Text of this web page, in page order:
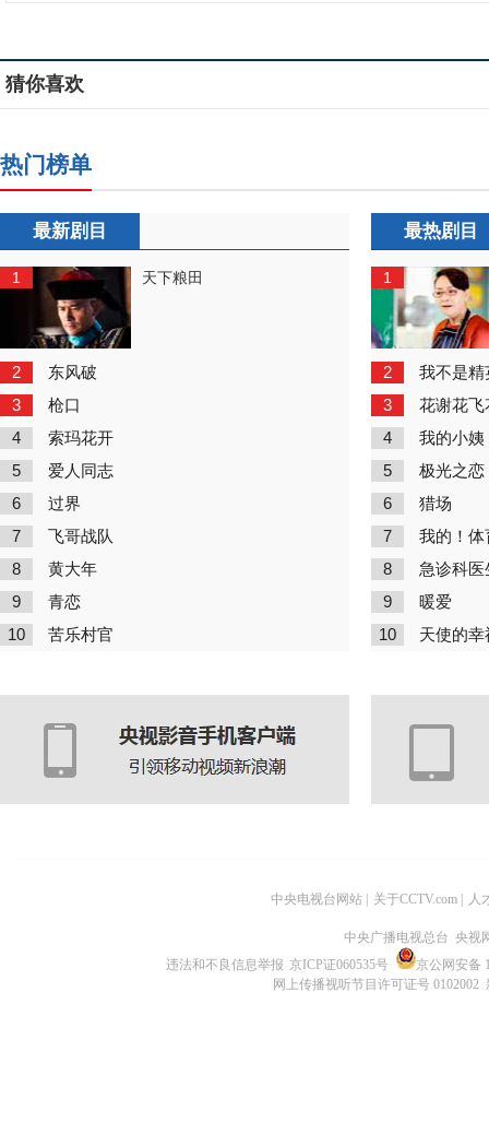
猜你喜欢
热门榜单
最新剧目
1 天下粮田
2 东风破
3 枪口
4 索玛花开
5 爱人同志
6 过界
7 飞哥战队
8 黄大年
9 青恋
10 苦乐村官
最热剧目
1
2 我不是精
3 花谢花飞
4 我的小姨
5 极光之恋
6 猎场
7 我的！体
8 急诊科医
9 暖爱
10 天使的幸
中央电视台网站 关于CCTV.com 人
中央广播电视总台 央视
违法和不良信息举报 京ICP证060535号
京公网安备
网上传播视听节目许可证号 0102002